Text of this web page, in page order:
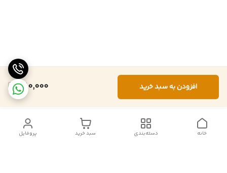
880,000 افزودن به سبد خرید
پروفایل سبد خرید دسته‌بندی خانه